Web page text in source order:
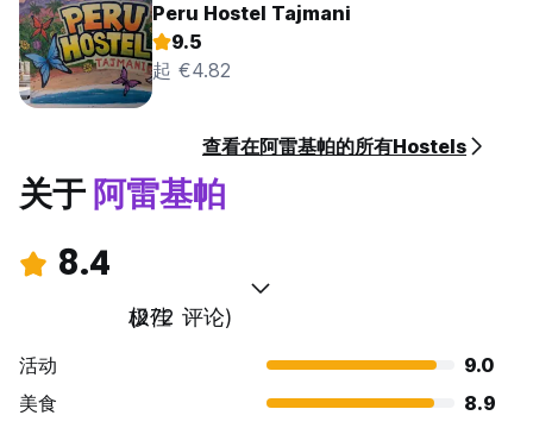
Peru Hostel Tajmani
9.5
起 €4.82
查看在阿雷基帕的所有Hostels
关于阿雷基帕
8.4
极佳
(272 评论)
活动
9.0
美食
8.9